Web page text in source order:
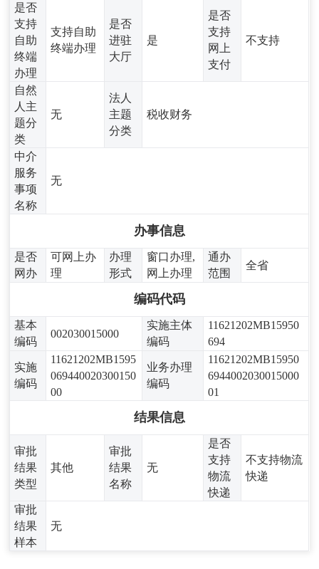
是否
支持
自助
终端
办理
支持自助
终端办理
是否
进驻
大厅
是
是否
支持
网上
支付
不支持
自然
人主
题分
类
无
法人
主题
分类
税收财务
中介
服务
事项
名称
无
办事信息
是否
网办
可网上办
理
办理
形式
窗口办理,
网上办理
通办
范围
全省
编码代码
基本
编码
002030015000
实施主体
编码
11621202MB15950
694
实施
编码
11621202MB1595
069440020300150
00
业务办理
编码
11621202MB15950
6944002030015000
01
结果信息
审批
结果
类型
其他
审批
结果
名称
无
是否
支持
物流
快递
不支持物流
快递
审批
结果
样本
无